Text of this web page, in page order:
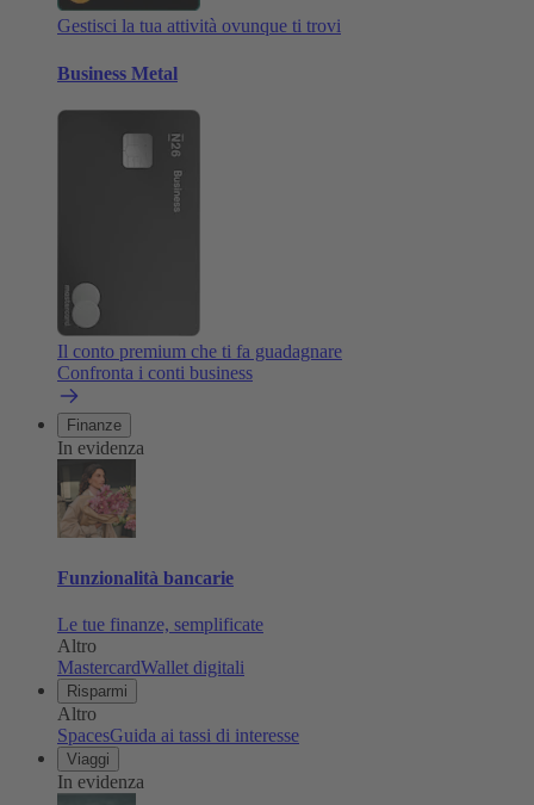
Gestisci la tua attività ovunque ti trovi
Business Metal
Il conto premium che ti fa guadagnare
Confronta i conti business
Finanze
In evidenza
Funzionalità bancarie
Le tue finanze, semplificate
Altro
MastercardWallet digitali
Risparmi
Altro
SpacesGuida ai tassi di interesse
Viaggi
In evidenza